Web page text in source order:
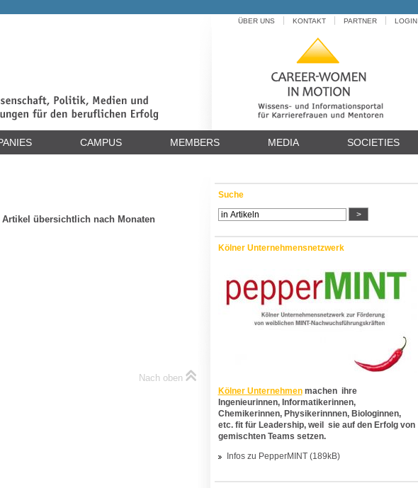
LOGIN
PARTNER
KONTAKT
ÜBER UNS
CAMPUS MEMBERS MEDIA SOCIETIES
übersichtlich nach Monaten
Nach oben
Suche
Kölner Unternehmensnetzwerk
Kölner Unternehmenmachen ihre
Ingenieurinnen, Informatikerinnen,
Chemikerinnen, Physikerinnnen, Biologinnen,
etc. fit für Leadership, weil
sie auf den Erfolg von
gemischten Teams setzen.
Infos zu PepperMINT(189kB)